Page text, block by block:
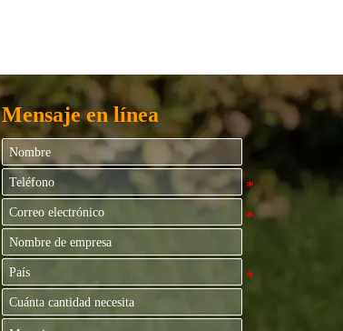
Mensaje en línea